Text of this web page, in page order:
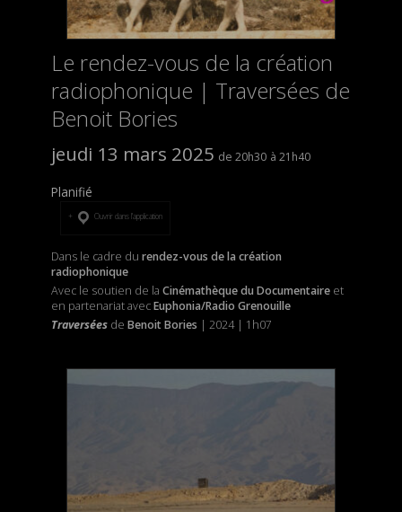
Le rendez-vous de la création
radiophonique | Traversées de
Benoit Bories
jeudi 13 mars 2025 20h30 21h40
Planifié
Ouvrir dans l’application
Dans le cadre du rendez-vous de la création
radiophonique
Avec le soutien de la Cinémathèque du Documentaire et
en partenariat avecEuphonia/Radio Grenouille
Traverséesde Benoit Bories | 2024 | 1h07